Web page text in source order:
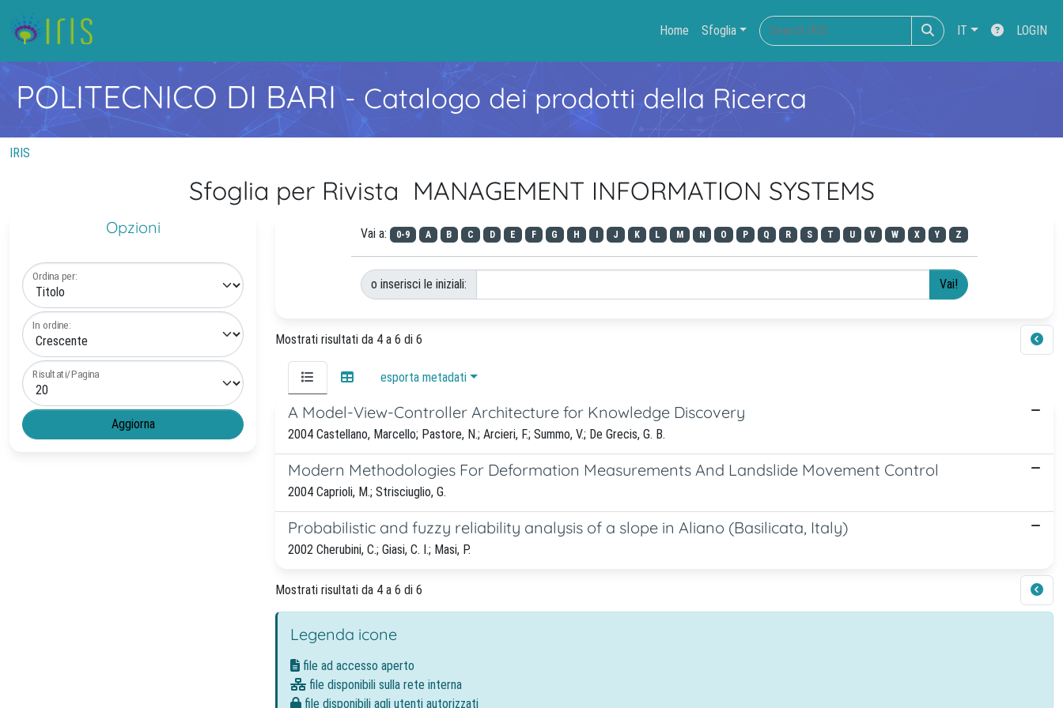
Home Sfoglia IT LOGIN
POLITECNICO DI BARI- Catalogo dei prodotti della Ricerca
IRIS
Sfoglia per Rivista MANAGEMENT INFORMATION SYSTEMS
Opzioni
Ordina per:
In ordine:
Risultati/Pagina
Vai a: 0-9 A B C D E F G H J K L M N O P Q R S T U V W X Y Z
o inserisci le iniziali:
Mostrati risultati da 4 a 6 di 6
esporta metadati
A Model-View-Controller Architecture for Knowledge Discovery
2004 Castellano, Marcello; Pastore, N.; Arcieri, F.; Summo, V.; De Grecis, G. B.
Modern Methodologies For Deformation Measurements And Landslide Movement Control
2004 Caprioli, M.; Strisciuglio, G.
Probabilistic and fuzzy reliability analysis of a slope in Aliano (Basilicata, Italy)
2002 Cherubini, C.; Giasi, C. I.; Masi, P.
Mostrati risultati da 4 a 6 di 6
Legenda icone
file ad accesso aperto
file disponibili sulla rete interna
file disponibili agli utenti autorizzati